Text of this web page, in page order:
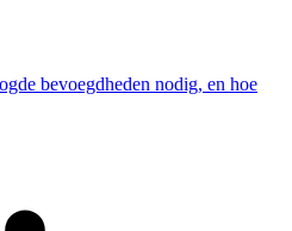
bevoegdheden nodig, en hoe